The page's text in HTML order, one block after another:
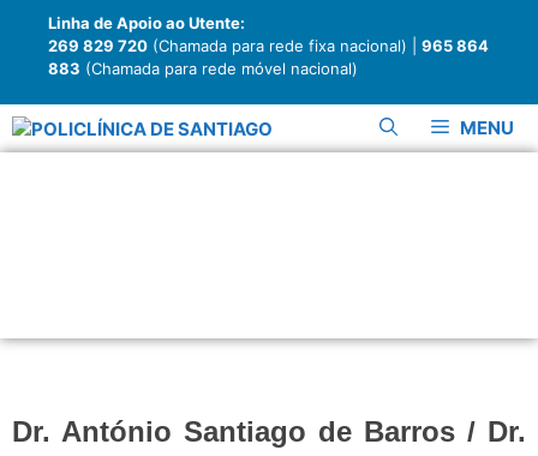
Linha de Apoio ao Utente:
269 829 720 (Chamada para rede fixa nacional) | 965 864
883 (Chamada para rede móvel nacional)
MENU
Dr. António Santiago de Barros / Dr.